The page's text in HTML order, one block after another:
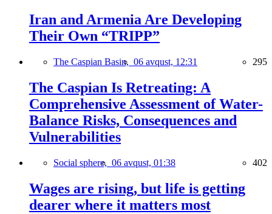
Iran and Armenia Are Developing
Their Own “TRIPP”
The Caspian Basin, 06 avqust, 12:31 295
The Caspian Is Retreating: A
Comprehensive Assessment of Water-
Balance Risks, Consequences and
Vulnerabilities
Social sphere, 06 avqust, 01:38 402
Wages are rising, but life is getting
dearer where it matters most